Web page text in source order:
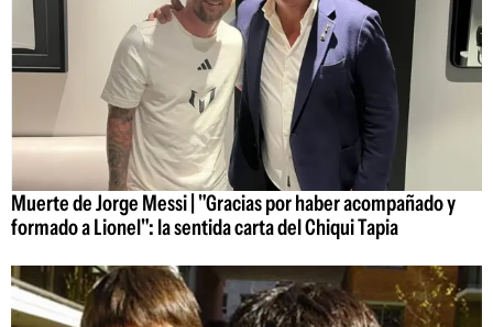
Muerte de Jorge Messi | "Gracias por haber acompañado y
formado a Lionel": la sentida carta del Chiqui Tapia